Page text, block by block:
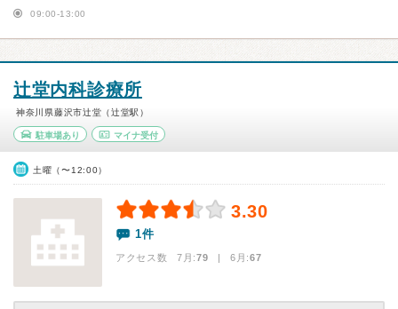
09:00-13:00
辻堂内科診療所
神奈川県藤沢市辻堂（辻堂駅）
駐車場あり マイナ受付
土曜（〜12:00）
3.30
1件
アクセス数 7月:79 | 6月:67